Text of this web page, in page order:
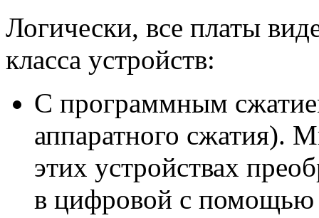
Логически, все платы
класса устройств:
C программным
аппаратного сжатия).
этих устройствах
в цифровой с